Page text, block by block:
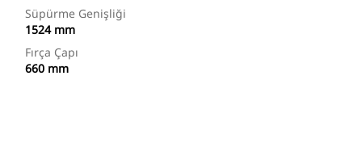
Süpürme Genişliği
1524 mm
Fırça Çapı
660 mm